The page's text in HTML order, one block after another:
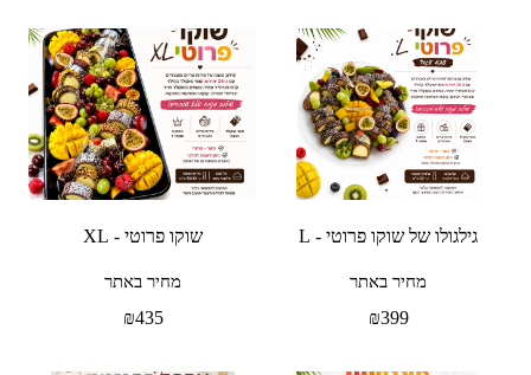
גילגולו של שוקו פרוטי - L
מחיר באתר
₪399
שוקו פרוטי - XL
מחיר באתר
₪435